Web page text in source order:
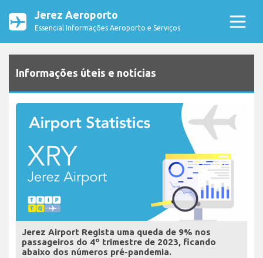
Jerez Aeroporto
Essencial Informações Aeroporto e Serviços
Informações úteis e notícias
Jerez Airport Regista uma queda de 9% nos
passageiros do 4º trimestre de 2023, ficando
abaixo dos números pré-pandemia.